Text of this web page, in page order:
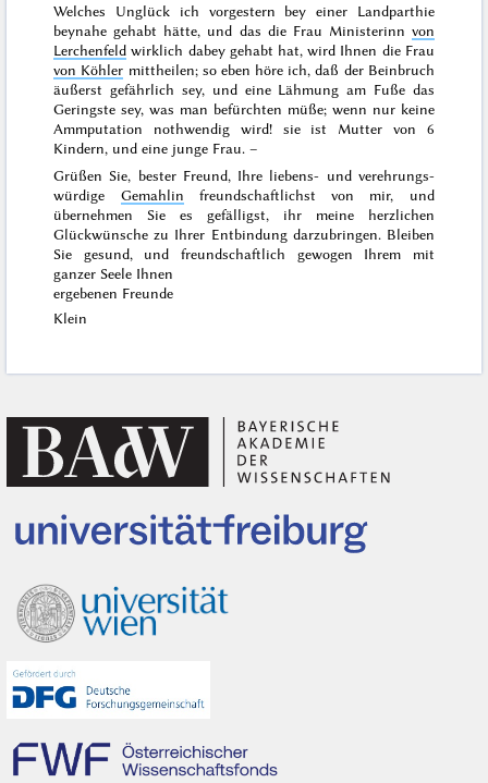
Welches Unglück ich vorgestern bey einer Landparthie
beynahe gehabt hätte, und das die Frau Ministerinn von
Lerchenfeld wirklich dabey gehabt hat, wird Ihnen die Frau
von Köhler mittheilen; so eben höre ich, daß der Beinbruch
äußerst gefährlich sey, und eine Lähmung am Fuße das
Geringste sey, was man befürchten müße; wenn nur keine
Ammputation nothwendig wird! sie ist Mutter von 6
Kindern, und eine junge Frau. –
Grüßen Sie, bester Freund, Ihre liebens- und verehrungs-
würdige Gemahlin freundschaftlichst von mir, und
übernehmen Sie es gefälligst, ihr meine herzlichen
Glückwünsche zu Ihrer Entbindung darzubringen. Bleiben
Sie gesund, und freundschaftlich gewogen Ihrem mit
ganzer Seele Ihnen
ergebenen Freunde
Klein